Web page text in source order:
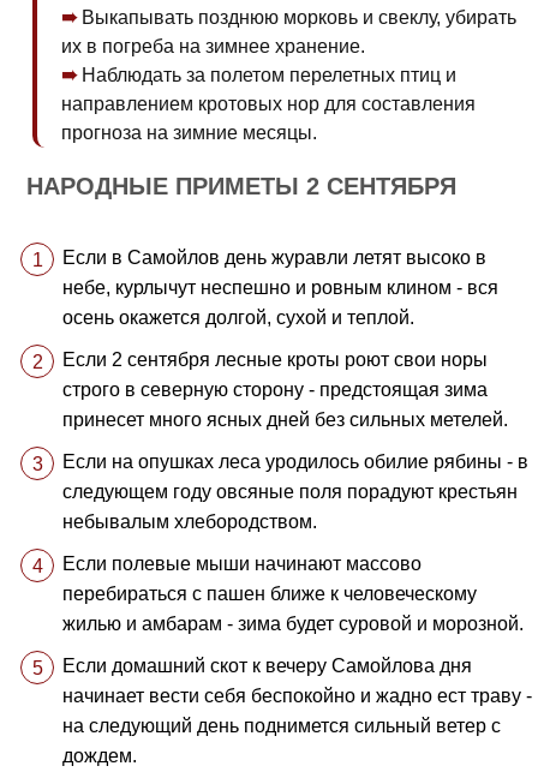
Выкапывать позднюю морковь и свеклу, убирать
их в погреба на зимнее хранение.
Наблюдать за полетом перелетных птиц и
направлением кротовых нор для составления
прогноза на зимние месяцы.
НАРОДНЫЕ ПРИМЕТЫ 2 СЕНТЯБРЯ
Если в Самойлов день журавли летят высоко в
небе, курлычут неспешно и ровным клином - вся
осень окажется долгой, сухой и теплой.
Если 2 сентября лесные кроты роют свои норы
строго в северную сторону - предстоящая зима
принесет много ясных дней без сильных метелей.
Если на опушках леса уродилось обилие рябины - в
следующем году овсяные поля порадуют крестьян
небывалым хлебородством.
Если полевые мыши начинают массово
перебираться с пашен ближе к человеческому
жилью и амбарам - зима будет суровой и морозной.
Если домашний скот к вечеру Самойлова дня
начинает вести себя беспокойно и жадно ест траву -
на следующий день поднимется сильный ветер с
дождем.